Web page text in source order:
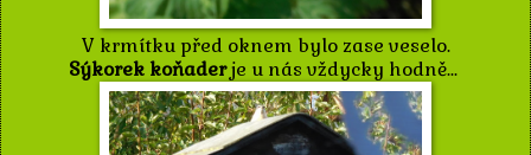
V krmítku před oknem bylo zase veselo.
Sýkorek koňaderje u nás vždycky hodně...